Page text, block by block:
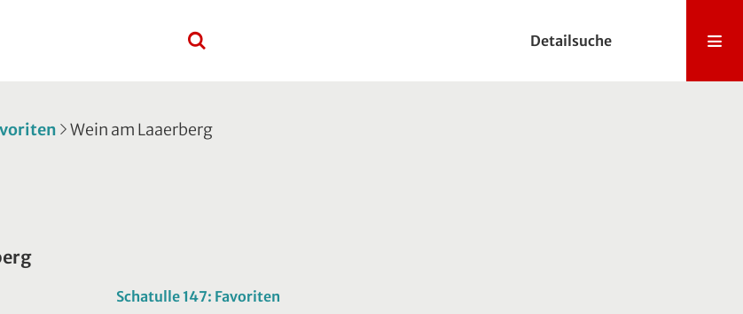
Detailsuche
Wein am Laaerberg
Schatulle 147: Favoriten